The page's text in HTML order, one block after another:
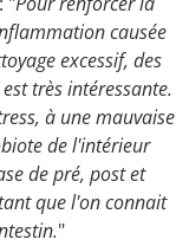
causée
excessif, des
très intéressante.
à une mauvaise
de l'intérieur
de pré, post et
que l'on connait
"